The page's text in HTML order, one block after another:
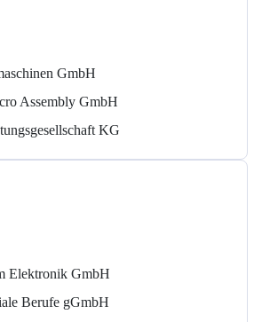
GmbH
Assembly GmbH
KG
Elektronik GmbH
Berufe gGmbH